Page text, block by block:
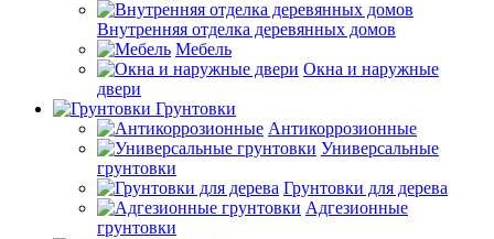
Внутренняя отделка деревянных домов
Мебель
Окна и наружные
двери
Грунтовки
Антикоррозионные
Универсальные
грунтовки
Грунтовки для дерева
Адгезионные
грунтовки